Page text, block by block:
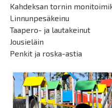
Kahdeksan tornin
Linnunpesäkeinu
Taapero- ja lautakeinut
Jousieläin
Penkit ja roska-astia